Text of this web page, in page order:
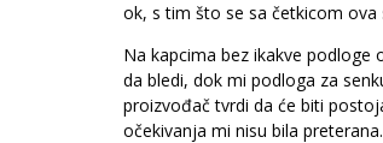
ok, s tim što se sa četkicom ova
Na kapcima bez ikakve
da bledi, dok mi podloga za
proizvođač tvrdi da će biti
očekivanja mi nisu bila preterana.